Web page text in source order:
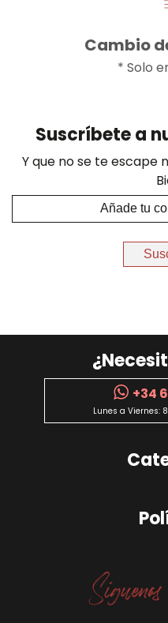
Cambio
* Solo
Suscríbete a
Y que no se te escape
+34
Lunes a Viernes: